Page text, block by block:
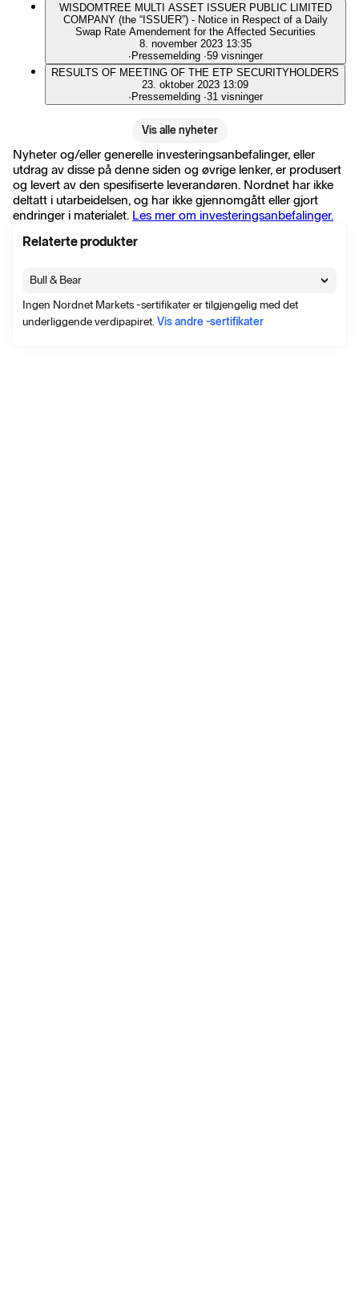
WISDOMTREE MULTI ASSET ISSUER PUBLIC LIMITED
COMPANY (the “ISSUER”) - Notice in Respect of a Daily
Swap Rate Amendement for the Affected Securities
8. november 2023 13:35
∙Pressemelding ∙59 visninger
RESULTS OF MEETING OF THE ETP SECURITYHOLDERS
23. oktober 2023 13:09
∙Pressemelding ∙31 visninger
Vis alle nyheter
Nyheter og/eller generelle investeringsanbefalinger, eller
utdrag av disse på denne siden og øvrige lenker, er produsert
og levert av den spesifiserte leverandøren. Nordnet har ikke
deltatt i utarbeidelsen, og har ikke gjennomgått eller gjort
endringer i materialet. Les mer om investeringsanbefalinger.
Relaterte produkter
Bull & Bear
Ingen Nordnet Markets -sertifikater er tilgjengelig med det
underliggende verdipapiret.Vis andre -sertifikater